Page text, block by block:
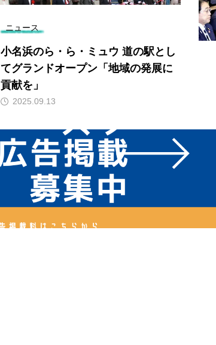
ニュース
小名浜のら・ら・ミュウ 道の駅とし
てグランドオープン「地域の発展に
貢献を」
2025.09.13